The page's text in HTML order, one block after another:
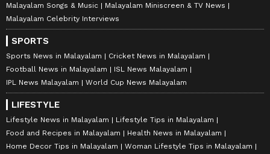
Malayalam Songs & Music
Malayalam Miniscreen & TV News
Malayalam Celebrity Interviews
SPORTS
Sports News in Malayalam
Cricket News in Malayalam
Football News in Malayalam
ISL News Malayalam
IPL News Malayalam
World Cup News Malayalam
LIFESTYLE
Lifestyle News in Malayalam
Lifestyle Tips in Malayalam
Food and Recipes in Malayalam
Health News in Malayalam
Home Decor Tips in Malayalam
Woman Lifestyle Tips in Malayalam